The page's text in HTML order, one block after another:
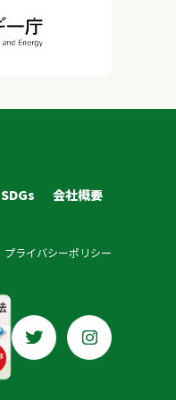
SDGs 会社概要
プライバシーポリシー